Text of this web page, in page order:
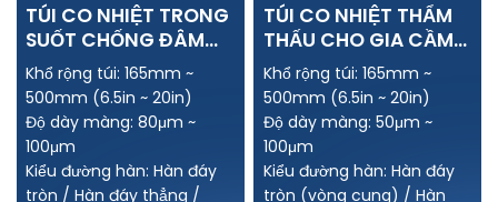
TÚI CO NHIỆT TRONG
SUỐT CHỐNG ĐÂM
THỦNG CHO THỊT CÓ
XƯƠNG
Khổ rộng túi: 165mm ~
500mm (6.5in ~ 20in)
Độ dày màng: 80μm ~
100μm
Kiểu đường hàn: Hàn đáy
tròn / Hàn đáy thẳng /
TÚI CO NHIỆT THẨM
THẤU CHO GIA CẦM
TƯƠI
Khổ rộng túi: 165mm ~
500mm (6.5in ~ 20in)
Độ dày màng: 50μm ~
100μm
Kiểu đường hàn: Hàn đáy
tròn (vòng cung) / Hàn